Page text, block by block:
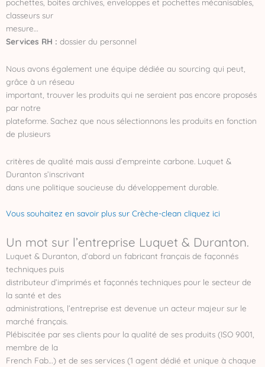
classeurs sur
mesure…
Services RH : dossier du personnel
Nous avons également une équipe dédiée au sourcing qui peut,
grâce à un réseau
important, trouver les produits qui ne seraient pas encore proposés
par notre
plateforme. Sachez que nous sélectionnons les produits en fonction
de plusieurs
critères de qualité mais aussi d’empreinte carbone. Luquet &
Duranton s’inscrivant
dans une politique soucieuse du développement durable.
Vous souhaitez en savoir plus sur Crèche-clean cliquez ici
Un mot sur l’entreprise Luquet & Duranton.
Luquet & Duranton, d’abord un fabricant français de façonnés
techniques puis
distributeur d’imprimés et façonnés techniques pour le secteur de
la santé et des
administrations, l’entreprise est devenue un acteur majeur sur le
marché français.
Plébiscitée par ses clients pour la qualité de ses produits (ISO 9001,
membre de la
French Fab…) et de ses services (1 agent dédié et unique à chaque